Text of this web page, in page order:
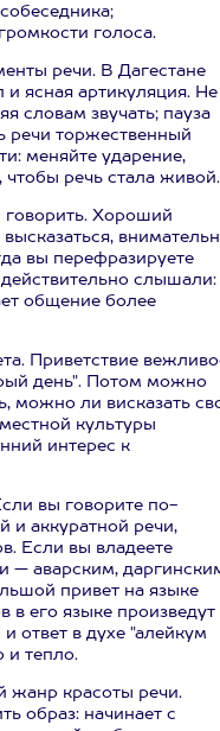
голоса.
речи. В Дагестане
ясная артикуляция. Не
словам звучать; пауза
речи торжественный
меняйте ударение,
чтобы речь стала живой.
Хороший
вы перефразируете
слышали:
общение более
Приветствие
день". Потом можно
можно ли висказать
культуры
интерес к
вы говорите по-
и аккуратной речи,
Если вы владеете
— аварским,
привет на языке
в его языке произведут
ответ в духе "алейкум
и тепло.
жанр красоты речи.
образ: начинает с